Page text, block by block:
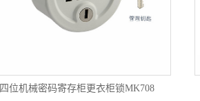
四位机械密码寄存柜更衣柜锁MK708